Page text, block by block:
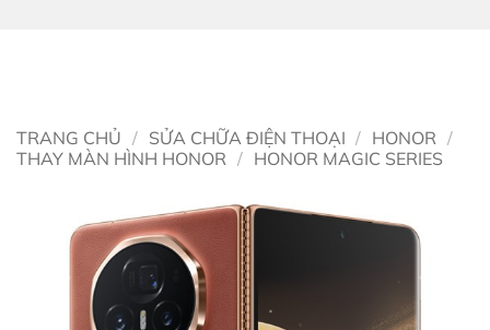
TRANG CHỦ / SỬA CHỮA ĐIỆN THOẠI / HONOR /
THAY MÀN HÌNH HONOR / HONOR MAGIC SERIES